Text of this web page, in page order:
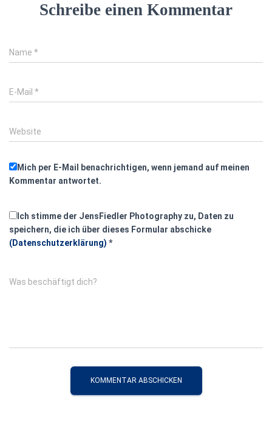
Schreibe einen Kommentar
Name *
E-Mail *
Website
Mich per E-Mail benachrichtigen, wenn jemand auf meinen
Kommentar antwortet.
Ich stimme der JensFiedler Photography zu, Daten zu
speichern, die ich über dieses Formular abschicke
(Datenschutzerklärung) *
Was beschäftigt dich?